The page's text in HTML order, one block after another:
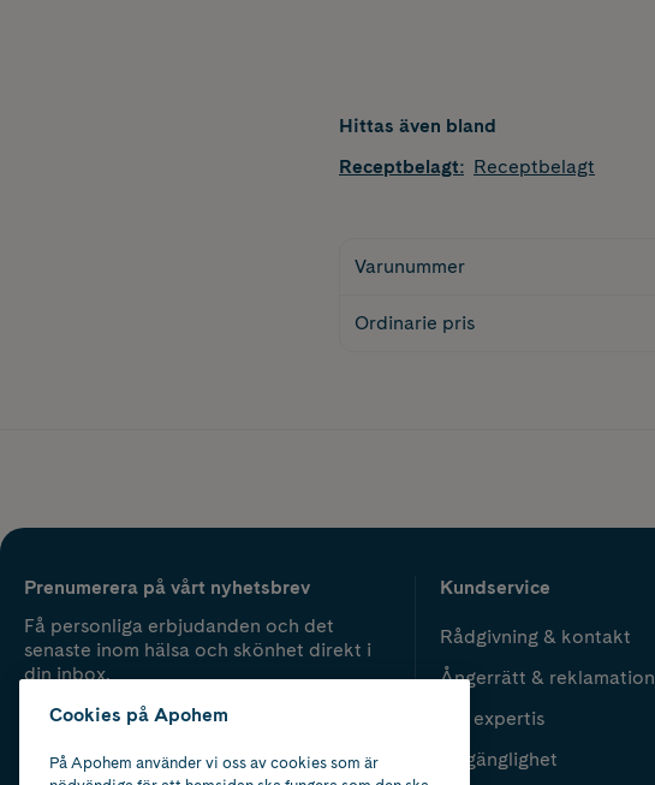
Hittas även bland
Receptbelagt: Receptbelagt
Varunummer
Ordinarie pris
Prenumerera på vårt nyhetsbrev
Få personliga erbjudanden och det
senaste inom hälsa och skönhet direkt i
din inbox.
Kundservice
Rådgivning & kontakt
Ångerrätt & reklamation
Vår expertis
Tillgänglighet
Cookies på Apohem
På Apohem använder vi oss av cookies som är